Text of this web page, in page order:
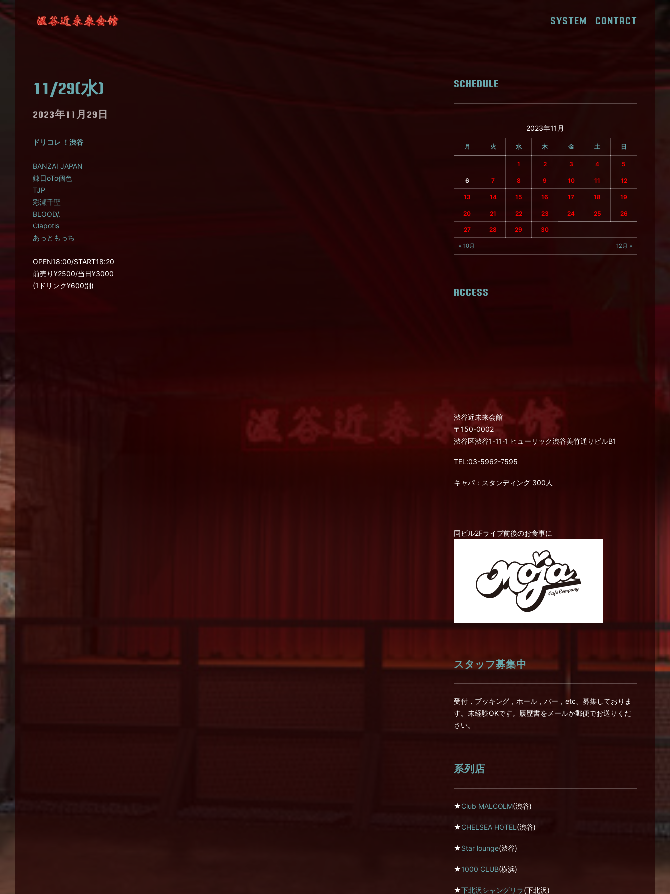
SYSTEM CONTACT
11/29(水)
2023年11月29日
ドリコレ ！渋谷
BANZAI JAPAN
錬日oTo個色
TJP
彩瀬千聖
BLOOD/.
Clapotis
あっともっち
OPEN18:00/START18:20
前売り¥2500/当日¥3000
(1ドリンク¥600別)
SCHEDULE
2023年11月
月 火 水 木 金 土 日
1 2 3 4 5
6 7 8 9 10 11 12
13 14 15 16 17 18 19
20 21 22 23 24 25 26
27 28 29 30
« 10月 12月 »
ACCESS
渋谷近未来会館
〒150-0002
渋谷区渋谷1-11-1 ヒューリック渋谷美竹通りビルB1
TEL:03-5962-7595
キャパ：スタンディング 300人
同ビル2Fライブ前後のお食事に
スタッフ募集中
受付，ブッキング，ホール，バー，etc、募集しておりま
す。未経験OKです。履歴書をメールか郵便でお送りくだ
さい。
系列店
★Club MALCOLM(渋谷)
★CHELSEA HOTEL (渋谷)
★Star lounge(渋谷)
★1000 CLUB(横浜)
★下北沢シャングリラ(下北沢)